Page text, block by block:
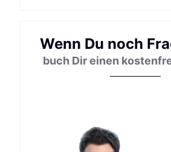
Wenn Du noch
buch Dir einen